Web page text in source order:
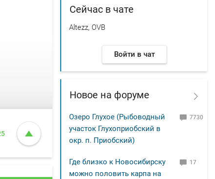
Сейчас в чате
Altezz, OVB
Войти в чат
Новое на форуме
Озеро Глухое (Рыбоводный
участок Глухоприобский в
окр. п. Приобский)
7730
Где близко к Новосибирску
можно половить карпа на
17